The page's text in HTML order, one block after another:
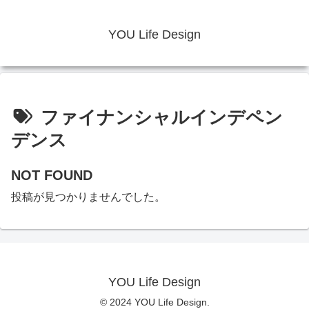
YOU Life Design
ファイナンシャルインデペン
デンス
NOT FOUND
投稿が見つかりませんでした。
YOU Life Design
© 2024 YOU Life Design.